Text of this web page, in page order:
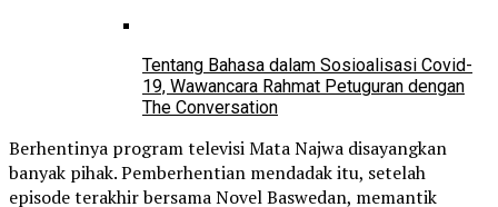
Tentang Bahasa dalam Sosioalisasi Covid-
19, Wawancara Rahmat Petuguran dengan
The Conversation
Berhentinya program televisi Mata Najwa disayangkan
banyak pihak. Pemberhentian mendadak itu, setelah
episode terakhir bersama Novel Baswedan, memantik